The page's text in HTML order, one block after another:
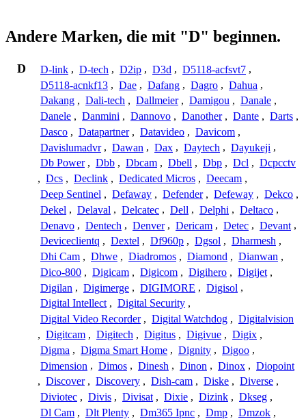
Andere Marken, die mit "D" beginnen.
D D-link , D-tech , D2ip , D3d , D5118-acfsvt7 ,
D5118-acnkf13 , Dae , Dafang , Dagro , Dahua ,
Dakang , Dali-tech , Dallmeier , Damigou , Danale ,
Danele , Danmini , Dannovo , Danother , Dante , Darts ,
Dasco , Datapartner , Datavideo , Davicom ,
Davislumadvr , Dawan , Dax , Daytech , Dayukeji ,
Db Power , Dbb , Dbcam , Dbell , Dbp , Dcl , Dcpcctv
, Dcs , Declink , Dedicated Micros , Deecam ,
Deep Sentinel , Defaway , Defender , Defeway , Dekco ,
Dekel , Delaval , Delcatec , Dell , Delphi , Deltaco ,
Denavo , Dentech , Denver , Dericam , Detec , Devant ,
Deviceclientq , Dextel , Df960p , Dgsol , Dharmesh ,
Dhi Cam , Dhwe , Diadromos , Diamond , Dianwan ,
Dico-800 , Digicam , Digicom , Digihero , Digijet ,
Digilan , Digimerge , DIGIMORE , Digisol ,
Digital Intellect , Digital Security ,
Digital Video Recorder , Digital Watchdog , Digitalvision
, Digitcam , Digitech , Digitus , Digivue , Digix ,
Digma , Digma Smart Home , Dignity , Digoo ,
Dimension , Dimos , Dinesh , Dinon , Dinox , Diopoint
, Discover , Discovery , Dish-cam , Diske , Diverse ,
Diviotec , Divis , Divisat , Dixie , Dizink , Dkseg ,
Dl Cam , Dlt Plenty , Dm365 Ipnc , Dmp , Dmzok ,